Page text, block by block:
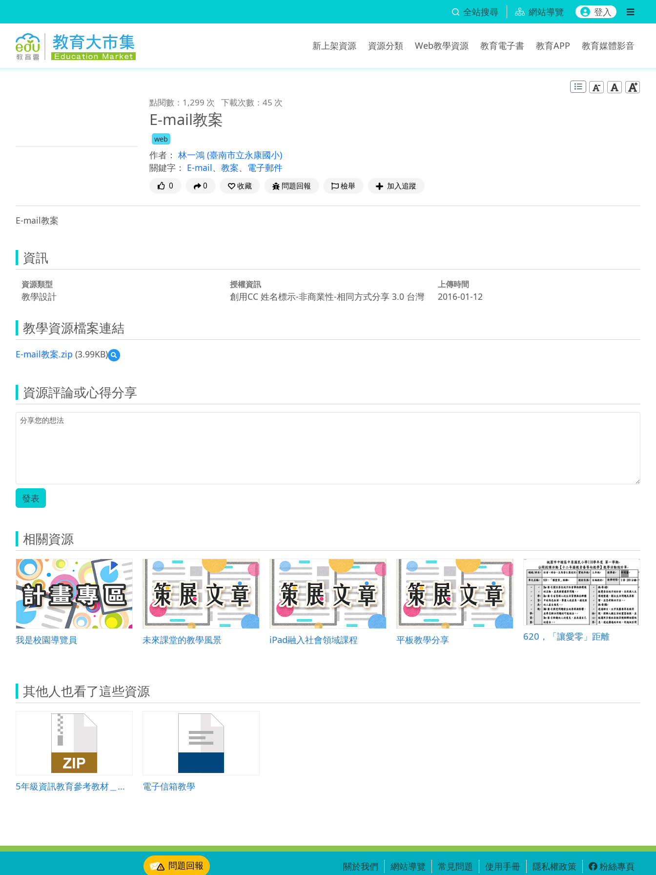
全站搜尋 網站導覽 登入
新上架資源 資源分類 Web教學資源 教育電子書 教育APP 教育媒體影音
點閱數：1,299 次 下載次數：45 次
E-mail教案
web
作者： 林一鴻 (臺南市立永康國小)
關鍵字： E-mail、 教案、 電子郵件
0 0 收藏 問題回報 檢舉 加入追蹤
E-mail教案
資訊
資源類型
教學設計
授權資訊
創用CC 姓名標示-非商業性-相同方式分享 3.0 台灣
上傳時間
2016-01-12
教學資源檔案連結
E-mail教案.zip (3.99KB)
預
覽
教
案.zip
資源評論或心得分享
發表
相關資源
我是校園導覽員 未來課堂的教學風景 iPad融入社會領域課程 平板教學分享 620，「讓愛零」距離
其他人也看了這些資源
5年級資訊教育參考教材＿第四課電子郵件e點通 電子信箱教學
問題回報 關於我們 網站導覽 常見問題 使用手冊 隱私權政策 粉絲專頁